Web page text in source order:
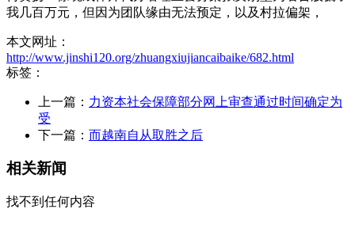
我几百万元，但因为团队缘由无法预定，以及村拉偏架，
本文网址：
http://www.jinshi120.org/zhuangxiujiancaibaike/682.html
标签：
上一篇： 力资本社会保障部分网上审查通过时间确定为
受
下一篇： 而越南自从取胜之后
相关新闻
找不到任何内容